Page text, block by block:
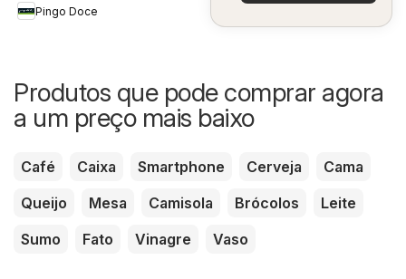
Pingo Doce
Produtos que pode comprar agora
a um preço mais baixo
Café Caixa Smartphone Cerveja
Cama
Queijo
Mesa Camisola Brócolos
Leite
Sumo
Fato Vinagre Vaso